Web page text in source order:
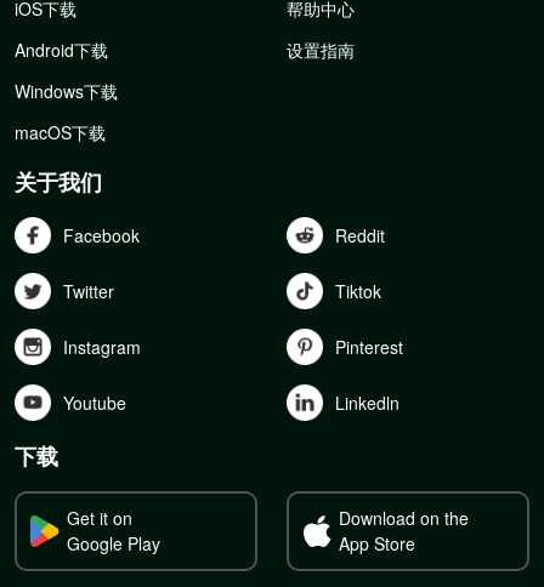
iOS下载
Android下载
Windows下载
macOS下载
帮助中心
设置指南
关于我们
Facebook Reddit
Twitter Tiktok
Instagram Pinterest
Youtube Linkedln
下载
Get it on
Google Play
Download on the
App Store